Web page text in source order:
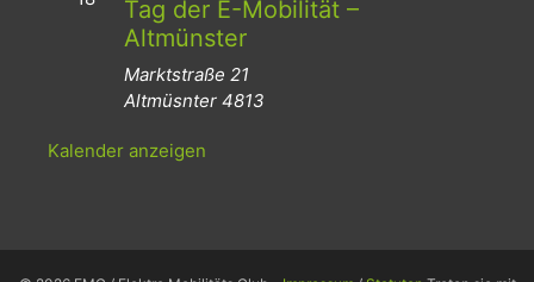
Tag der E-Mobilität –
Altmünster
Marktstraße 21
Altmüsnter 4813
Kalender anzeigen